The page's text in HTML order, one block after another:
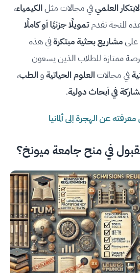
العلميفي مجالات مثلالكيمياء،
المنحة تقدمتمويلًا جزئيًا أو كاملًا
علىمشاريع بحثية مبتكرةفي هذه
فرصة ممتازة للطلاب الذين يسعون
في مجالاتالعلوم الحياتيةوالطب،
في أبحاث دولية.
عن الهجرة إلى ألمانيا
في منح جامعة ميونخ؟